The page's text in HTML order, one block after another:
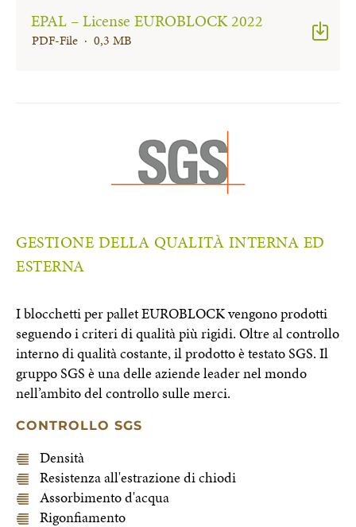
EPAL – License EUROBLOCK 2022
PDF-File · 0,3 MB
GESTIONE DELLA QUALITÀ INTERNA ED
ESTERNA
I blocchetti per pallet EUROBLOCK vengono prodotti
seguendo i criteri di qualità più rigidi. Oltre al controllo
interno di qualità costante, il prodotto è testato SGS. Il
gruppo SGS è una delle aziende leader nel mondo
nell’ambito del controllo sulle merci.
CONTROLLO SGS
Densità
Resistenza all'estrazione di chiodi
Assorbimento d'acqua
Rigonfiamento